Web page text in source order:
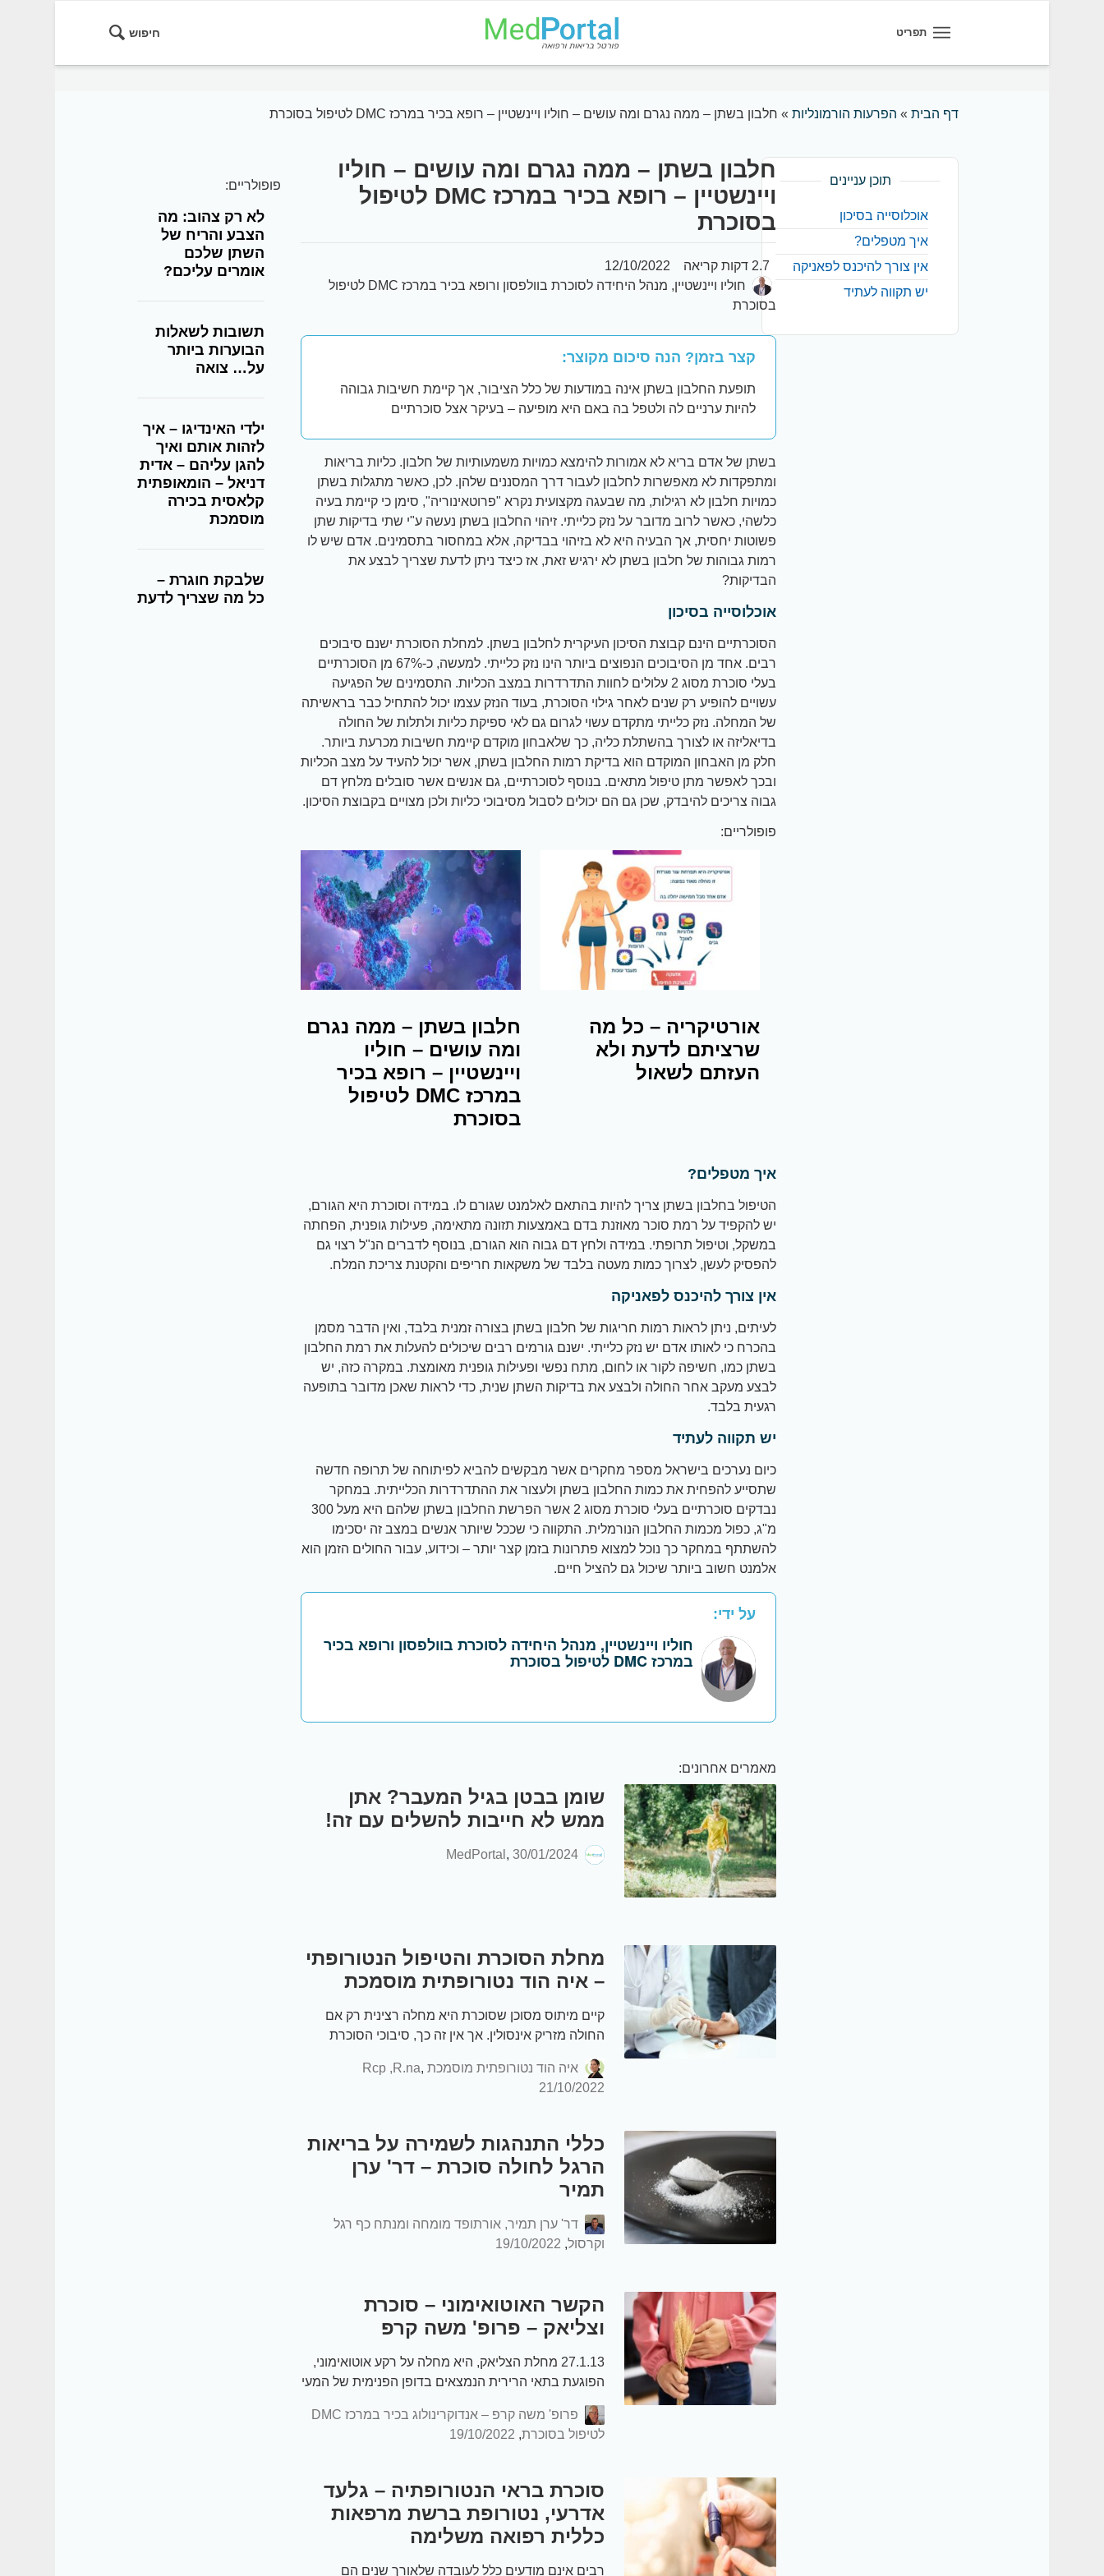
חיפוש תפריט
דף הבית» הפרעות הורמונליות» חלבון בשתן – ממה נגרם ומה עושים – חוליו ויינשטיין – רופא בכיר במרכז DMC לטיפול בסוכרת
תוכן עניינים
אוכלוסייה בסיכון
איך מטפלים?
אין צורך להיכנס לפאניקה
יש תקווה לעתיד
חלבון בשתן – ממה נגרם ומה עושים – חוליו
ויינשטיין – רופא בכיר במרכז DMC לטיפול
בסוכרת
2.7 דקות קריאה
12/10/2022
חוליו ויינשטיין, מנהל היחידה לסוכרת בוולפסון ורופא בכיר במרכז DMC לטיפול
בסוכרת
קצר בזמן? הנה סיכום מקוצר:
תופעת החלבון בשתן אינה במודעות של כלל הציבור, אך קיימת חשיבות גבוהה
להיות ערניים לה ולטפל בה באם היא מופיעה – בעיקר אצל סוכרתיים
בשתן של אדם בריא לא אמורות להימצא כמויות משמעותיות של חלבון. כליות בריאות
ומתפקדות לא מאפשרות לחלבון לעבור דרך המסננים שלהן. לכן, כאשר מתגלות בשתן
כמויות חלבון לא רגילות, מה שבעגה מקצועית נקרא "פרוטאינוריה", סימן כי קיימת בעיה
כלשהי, כאשר לרוב מדובר על נזק כלייתי. זיהוי החלבון בשתן נעשה ע"י שתי בדיקות שתן
פשוטות יחסית, אך הבעיה היא לא בזיהוי בבדיקה, אלא במחסור בתסמינים. אדם שיש לו
רמות גבוהות של חלבון בשתן לא ירגיש זאת, אז כיצד ניתן לדעת שצריך לבצע את
הבדיקות?
אוכלוסייה בסיכון
הסוכרתיים הינם קבוצת הסיכון העיקרית לחלבון בשתן. למחלת הסוכרת ישנם סיבוכים
רבים. אחד מן הסיבוכים הנפוצים ביותר הינו נזק כלייתי. למעשה, כ-67% מן הסוכרתיים
בעלי סוכרת מסוג 2 עלולים לחוות התדרדרות במצב הכליות. התסמינים של הפגיעה
עשויים להופיע רק שנים לאחר גילוי הסוכרת, בעוד הנזק עצמו יכול להתחיל כבר בראשיתה
של המחלה. נזק כלייתי מתקדם עשוי לגרום גם לאי ספיקת כליות ולתלות של החולה
בדיאליזה או לצורך בהשתלת כליה, כך שלאבחון מוקדם קיימת חשיבות מכרעת ביותר.
חלק מן האבחון המוקדם הוא בדיקת רמות החלבון בשתן, אשר יכול להעיד על מצב הכליות
ובכך לאפשר מתן טיפול מתאים. בנוסף לסוכרתיים, גם אנשים אשר סובלים מלחץ דם
גבוה צריכים להיבדק, שכן גם הם יכולים לסבול מסיבוכי כליות ולכן מצויים בקבוצת הסיכון.
פופולריים:
אורטיקריה – כל מה
שרציתם לדעת ולא
העזתם לשאול
חלבון בשתן – ממה נגרם
ומה עושים – חוליו
ויינשטיין – רופא בכיר
במרכז DMC לטיפול
בסוכרת
איך מטפלים?
הטיפול בחלבון בשתן צריך להיות בהתאם לאלמנט שגורם לו. במידה וסוכרת היא הגורם,
יש להקפיד על רמת סוכר מאוזנת בדם באמצעות תזונה מתאימה, פעילות גופנית, הפחתה
במשקל, וטיפול תרופתי. במידה ולחץ דם גבוה הוא הגורם, בנוסף לדברים הנ"ל רצוי גם
להפסיק לעשן, לצרוך כמות מעטה בלבד של משקאות חריפים והקטנת צריכת המלח.
אין צורך להיכנס לפאניקה
לעיתים, ניתן לראות רמות חריגות של חלבון בשתן בצורה זמנית בלבד, ואין הדבר מסמן
בהכרח כי לאותו אדם יש נזק כלייתי. ישנם גורמים רבים שיכולים להעלות את רמת החלבון
בשתן כמו, חשיפה לקור או לחום, מתח נפשי ופעילות גופנית מאומצת. במקרה כזה, יש
לבצע מעקב אחר החולה ולבצע את בדיקות השתן שנית, כדי לראות שאכן מדובר בתופעה
רגעית בלבד.
יש תקווה לעתיד
כיום נערכים בישראל מספר מחקרים אשר מבקשים להביא לפיתוחה של תרופה חדשה
שתסייע להפחית את כמות החלבון בשתן ולעצור את ההתדרדרות הכלייתית. במחקר
נבדקים סוכרתיים בעלי סוכרת מסוג 2 אשר הפרשת החלבון בשתן שלהם היא מעל 300
מ"ג, כפול מכמות החלבון הנורמלית. התקווה כי שככל שיותר אנשים במצב זה יסכימו
להשתתף במחקר כך נוכל למצוא פתרונות בזמן קצר יותר – וכידוע, עבור החולים הזמן הוא
אלמנט חשוב ביותר שיכול גם להציל חיים.
על ידי:
חוליו ויינשטיין, מנהל היחידה לסוכרת בוולפסון ורופא בכיר
במרכז DMC לטיפול בסוכרת
מאמרים אחרונים:
שומן בבטן בגיל המעבר? אתן
ממש לא חייבות להשלים עם זה!
MedPortal , 30/01/2024
מחלת הסוכרת והטיפול הנטורופתי
– איה הוד נטורופתית מוסמכת
קיים מיתוס מסוכן שסוכרת היא מחלה רצינית רק אם
החולה מזריק אינסולין. אך אין זה כך, סיבוכי הסוכרת
איה הוד נטורופתית מוסמכת Rcp ,R.na ,
21/10/2022
כללי התנהגות לשמירה על בריאות
הרגל לחולה סוכרת – דר' ערן
תמיר
דר' ערן תמיר, אורתופד מומחה ומנתח כף רגל
וקרסול,
19/10/2022
הקשר האוטואימוני – סוכרת
וצליאק – פרופ' משה קרפ
27.1.13 מחלת הצליאק, היא מחלה על רקע אוטואימוני,
הפוגעת בתאי הרירית הנמצאים בדופן הפנימית של המעי
לסוכרת…
פרופ' משה קרפ – אנדוקרינולוג בכיר במרכז DMC
לטיפול בסוכרת,
19/10/2022
סוכרת בראי הנטורופתיה – גלעד
אדרעי, נטורופת ברשת מרפאות
כללית רפואה משלימה
רבים אינם מודעים כלל לעובדה שלאורך שנים הם
פופולריים:
לא רק צהוב: מה
הצבע והריח של
השתן שלכם
אומרים עליכם?
תשובות לשאלות
הבוערות ביותר
על… צואה
ילדי האינדיגו – איך
לזהות אותם ואיך
להגן עליהם – אדית
דניאל – הומאופתית
קלאסית בכירה
מוסמכת
שלבקת חוגרת –
כל מה שצריך לדעת